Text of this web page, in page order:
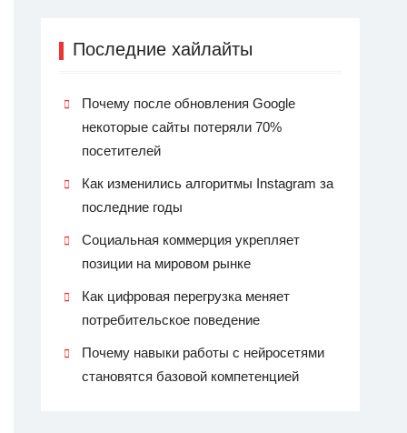
Последние хайлайты
Почему после обновления Google
некоторые сайты потеряли 70%
посетителей
Как изменились алгоритмы Instagram за
последние годы
Социальная коммерция укрепляет
позиции на мировом рынке
Как цифровая перегрузка меняет
потребительское поведение
Почему навыки работы с нейросетями
становятся базовой компетенцией